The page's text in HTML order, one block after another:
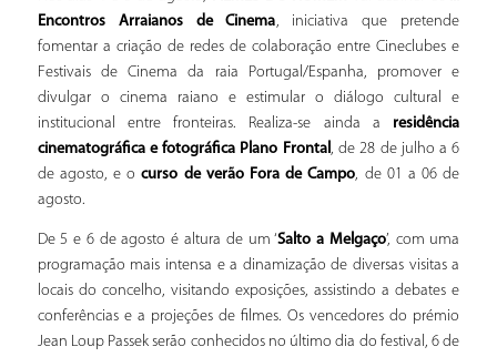
Encontros Arraianos de Cinema, iniciativa que pretende
fomentar a criação de redes de colaboração entre Cineclubes e
Festivais de Cinema da raia Portugal/Espanha, promover e
divulgar o cinema raiano e estimular o diálogo cultural e
institucional entre fronteiras. Realiza-se ainda a residência
cinematográfica e fotográfica Plano Frontal, de 28 de julho a 6
de agosto, e ocurso de verão Fora de Campo, de 01 a 06 de
agosto.
De 5 e 6 de agosto é altura de um ‘Salto a Melgaço’, com uma
programação mais intensa e a dinamização de diversas visitas a
locais do concelho, visitando exposições, assistindo a debates e
conferências e a projeções de filmes. Os vencedores do prémio
Jean Loup Passek serão conhecidos no último dia do festival, 6 de